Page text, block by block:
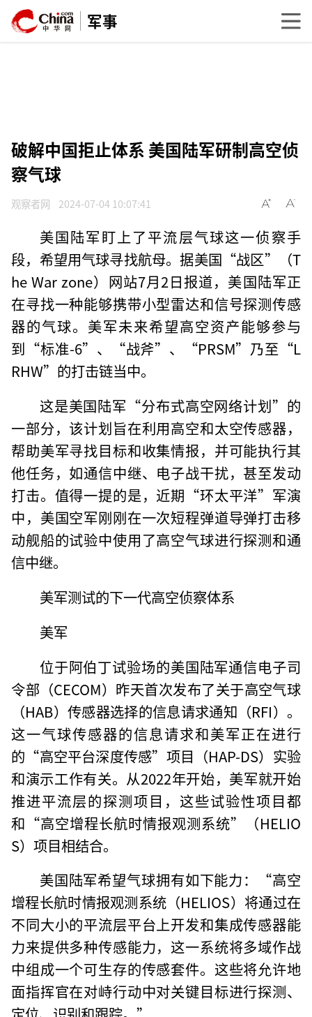
军事
破解中国拒止体系 美国陆军研制高空侦
察气球
观察者网 2024-07-04 10:07:41
美国陆军盯上了平流层气球这一侦察手
段，希望用气球寻找航母。据美国“战区”（T
he War zone）网站7月2日报道，美国陆军正
在寻找一种能够携带小型雷达和信号探测传感
器的气球。美军未来希望高空资产能够参与
到“标准-6”、“战斧”、“PRSM”乃至“L
RHW”的打击链当中。
这是美国陆军“分布式高空网络计划”的
一部分，该计划旨在利用高空和太空传感器，
帮助美军寻找目标和收集情报，并可能执行其
他任务，如通信中继、电子战干扰，甚至发动
打击。值得一提的是，近期“环太平洋”军演
中，美国空军刚刚在一次短程弹道导弹打击移
动舰船的试验中使用了高空气球进行探测和通
信中继。
美军测试的下一代高空侦察体系
美军
位于阿伯丁试验场的美国陆军通信电子司
令部（CECOM）昨天首次发布了关于高空气球
（HAB）传感器选择的信息请求通知（RFI）。
这一气球传感器的信息请求和美军正在进行
的“高空平台深度传感”项目（HAP-DS）实验
和演示工作有关。从2022年开始，美军就开始
推进平流层的探测项目，这些试验性项目都
和“高空增程长航时情报观测系统”（HELIO
S）项目相结合。
美国陆军希望气球拥有如下能力：“高空
增程长航时情报观测系统（HELIOS）将通过在
不同大小的平流层平台上开发和集成传感器能
力来提供多种传感能力，这一系统将多域作战
中组成一个可生存的传感套件。这些将允许地
面指挥官在对峙行动中对关键目标进行探测、